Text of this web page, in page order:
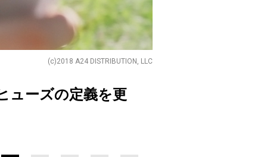
(c)2018 A24 DISTRIBUTION, LLC
ューズの定義を更